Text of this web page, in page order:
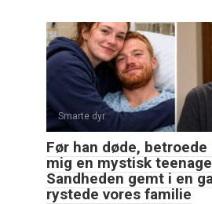
Smarte dyr
Før han døde, betroede
mig en mystisk
Sandheden gemt i en
rystede vores familie